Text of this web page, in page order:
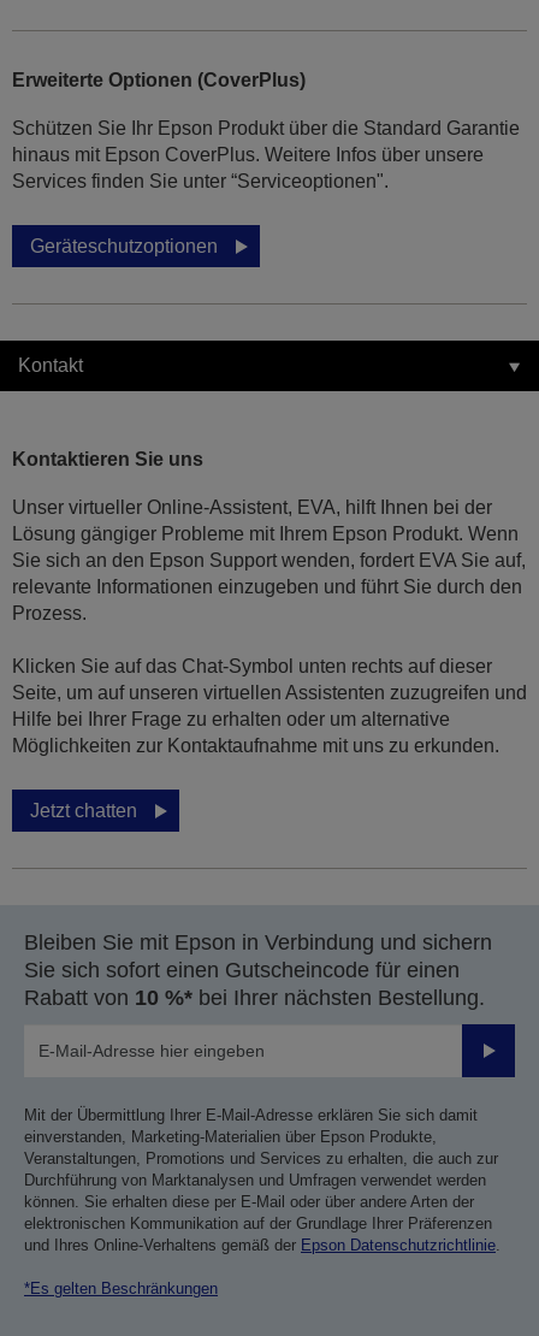
Erweiterte Optionen (CoverPlus)
Schützen Sie Ihr Epson Produkt über die Standard Garantie
hinaus mit Epson CoverPlus. Weitere Infos über unsere
Services finden Sie unter “Serviceoptionen".
Geräteschutzoptionen
Kontakt
Kontaktieren Sie uns
Unser virtueller Online-Assistent, EVA, hilft Ihnen bei der
Lösung gängiger Probleme mit Ihrem Epson Produkt. Wenn
Sie sich an den Epson Support wenden, fordert EVA Sie auf,
relevante Informationen einzugeben und führt Sie durch den
Prozess.
Klicken Sie auf das Chat-Symbol unten rechts auf dieser
Seite, um auf unseren virtuellen Assistenten zuzugreifen und
Hilfe bei Ihrer Frage zu erhalten oder um alternative
Möglichkeiten zur Kontaktaufnahme mit uns zu erkunden.
Jetzt chatten
Bleiben Sie mit Epson in Verbindung und sichern
Sie sich sofort einen Gutscheincode für einen
Rabatt von 10 %* bei Ihrer nächsten Bestellung.
Mit der Übermittlung Ihrer E-Mail-Adresse erklären Sie sich damit
einverstanden, Marketing-Materialien über Epson Produkte,
Veranstaltungen, Promotions und Services zu erhalten, die auch zur
Durchführung von Marktanalysen und Umfragen verwendet werden
können. Sie erhalten diese per E-Mail oder über andere Arten der
elektronischen Kommunikation auf der Grundlage Ihrer Präferenzen
und Ihres Online-Verhaltens gemäß der Epson Datenschutzrichtlinie.
*Es gelten Beschränkungen